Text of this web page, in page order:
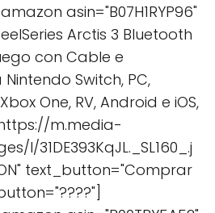
asin="B07H1RYP96"
Arctis 3 Bluetooth
con Cable e
Switch, PC,
One, RV, Android e iOS,
m.media-
I/31DE393KqJL._SL160_.j
text_button="Comprar